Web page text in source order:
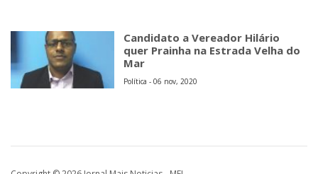
Candidato a Vereador Hilário
quer Prainha na Estrada Velha do
Mar
Política - 06 nov, 2020